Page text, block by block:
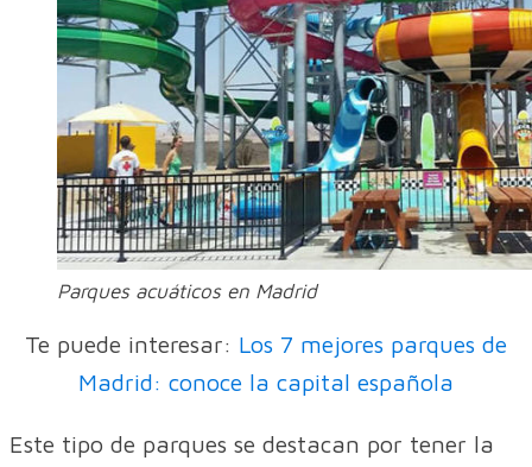
Parques acuáticos en Madrid
Te puede interesar: Los 7 mejores parques de
Madrid: conoce la capital española
Este tipo de parques se destacan por tener la